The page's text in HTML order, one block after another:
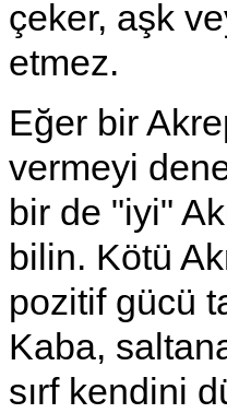
çeker, aşk
etmez.
Eğer bir
vermeyi
bir de "iyi"
bilin. Kötü
pozitif gücü
Kaba,
sırf kendini